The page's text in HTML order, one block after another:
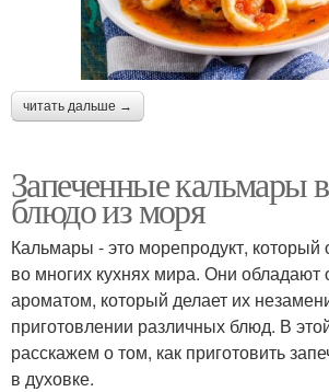
читать дальше →
Запеченные кальмары
блюдо из моря
Кальмары - это морепродукт, который
во многих кухнях мира. Они
ароматом, который делает их
приготовлении различных блюд. В
расскажем о том, как приготовить
в духовке.